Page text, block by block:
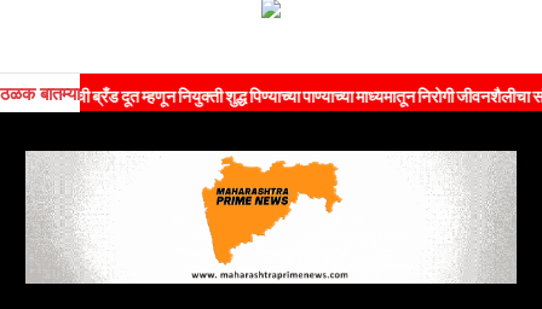
ठळक बातम्या
ब्रँड दूत म्हणून नियुक्ती शुद्ध पिण्याच्या पाण्याच्या माध्यमातून निरोगी जीवनशैलीचा संदेश